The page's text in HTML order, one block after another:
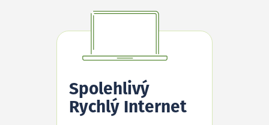
Spolehlivý
Rychlý Internet